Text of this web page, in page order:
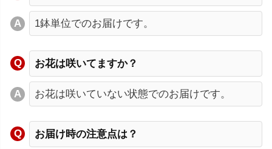
1鉢単位でのお届けです。
お花は咲いてますか？
お花は咲いていない状態でのお届けです。
お届け時の注意点は？